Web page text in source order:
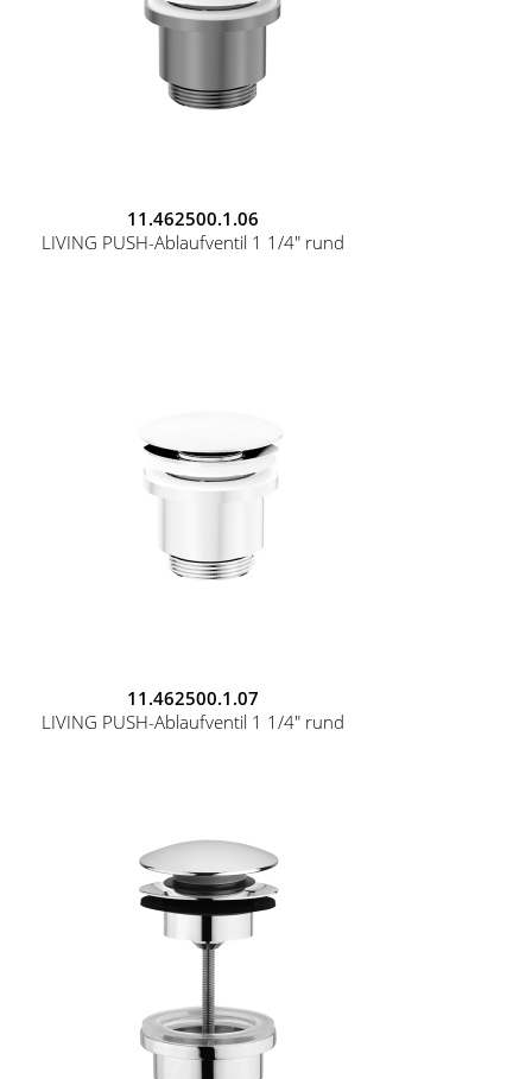
11.462500.1.06
LIVING PUSH-Ablaufventil 1 1/4" rund
11.462500.1.07
LIVING PUSH-Ablaufventil 1 1/4" rund